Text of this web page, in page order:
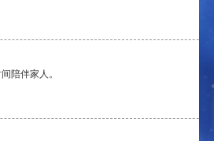
陪伴家人。